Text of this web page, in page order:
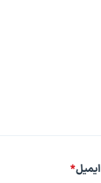
ایمیل*